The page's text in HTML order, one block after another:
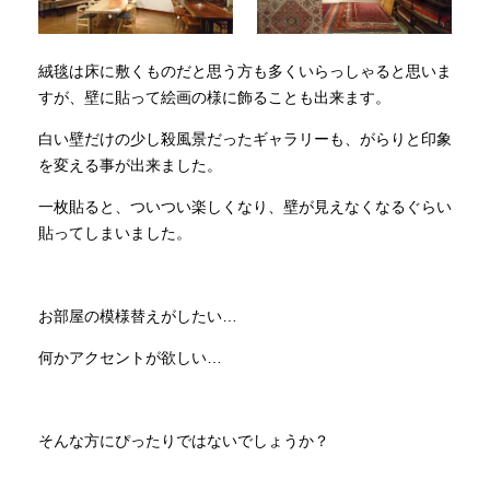
絨毯は床に敷くものだと思う方も多くいらっしゃると思いま
すが、壁に貼って絵画の様に飾ることも出来ます。
白い壁だけの少し殺風景だったギャラリーも、がらりと印象
を変える事が出来ました。
一枚貼ると、ついつい楽しくなり、壁が見えなくなるぐらい
貼ってしまいました。
お部屋の模様替えがしたい…
何かアクセントが欲しい…
そんな方にぴったりではないでしょうか？